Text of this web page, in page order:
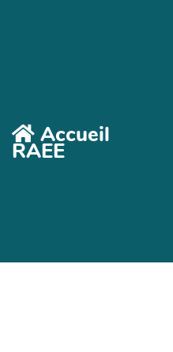
Accueil
RAEE